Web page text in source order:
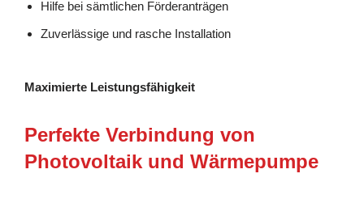
Hilfe bei sämtlichen Förderanträgen
Zuverlässige und rasche Installation
Maximierte Leistungsfähigkeit
Perfekte Verbindung von
Photovoltaik und Wärmepumpe